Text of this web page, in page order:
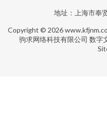
地址：上海市奉
Copyright © 2026
驹求网络科技有限公司 数字